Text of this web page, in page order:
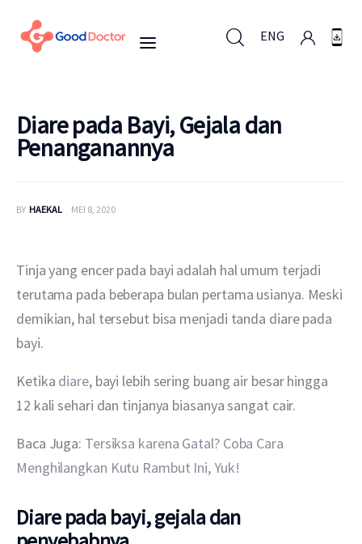
ENG
Mengapa Good Doctor
Berita
Diare pada Bayi, Gejala dan
Penanganannya
BY HAEKAL MEI 8, 2020
Tinja yang encer pada bayi adalah hal umum terjadi
terutama pada beberapa bulan pertama usianya. Meski
demikian, hal tersebut bisa menjadi tanda diare pada
bayi.
Ketika diare, bayi lebih sering buang air besar hingga
12 kali sehari dan tinjanya biasanya sangat cair.
Baca Juga: Tersiksa karena Gatal? Coba Cara
Menghilangkan Kutu Rambut Ini, Yuk!
Diare pada bayi, gejala dan